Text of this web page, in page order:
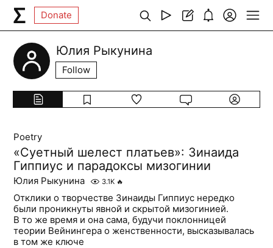
Donate
Юлия Рыкунина
Follow
Poetry
«Суетный шелест платьев»: Зинаида
Гиппиус и парадоксы мизогинии
Юлия Рыкунина 3.1K 🔥
Отклики о творчестве Зинаиды Гиппиус нередко
были проникнуты явной и скрытой мизогинией.
В то же время и она сама, будучи поклонницей
теории Вейнингера о женственности, высказывалась
в том же ключе